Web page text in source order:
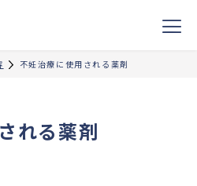
不妊治療に使用される薬剤
れる薬剤